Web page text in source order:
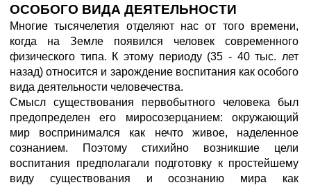
ОСОБОГО ВИДА ДЕЯТЕЛЬНОСТИ
Многие тысячелетия отделяют нас от того времени,
когда на Земле появился человек современного
физического типа. К этому периоду (35 - 40 тыс. лет
назад) относится и зарождение воспитания как особого
вида деятельности человечества.
Смысл существования первобытного человека был
предопределен его миросозерцанием: окружающий
мир воспринимался как нечто живое, наделенное
сознанием. Поэтому стихийно возникшие цели
воспитания предполагали подготовку к простейшему
виду существования и осознанию мира как